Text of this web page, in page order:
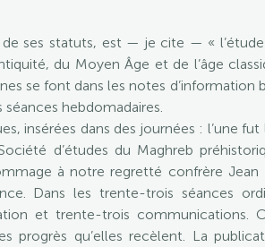
de ses statuts, est — je cite — «
du Moyen Âge et de l’âge
se font dans les notes
hebdomadaires.
insérées dans des journées : l’une fut
d’études du Maghreb
à notre regretté confrère Jean
Dans les trente-trois séances
et trente-trois
progrès qu’elles recèlent. La